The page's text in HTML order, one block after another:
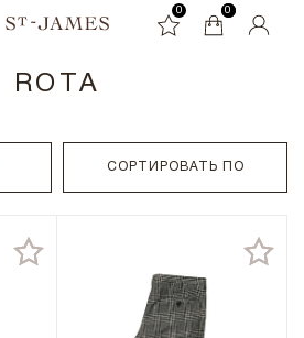
0 0
0
ROTA
СОРТИРОВАТЬ ПО